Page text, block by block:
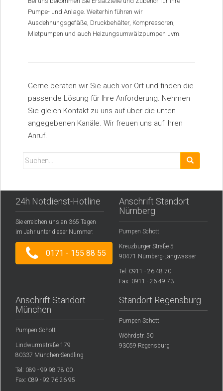
Pumpe- und Anlage. Weiterhin führen wir
Ausdehnungsgefäße, Druckbehälter, Kompressoren,
Mietpumpen und auch Heizungsumwälzpumpen uvm.
Gerne beraten wir Sie auch vor Ort und finden die
passende Lösung für Ihre Anforderung. Nehmen
Sie gleich Kontakt zu uns auf über die unten
angegebenen Kanäle. Wir freuen uns auf Ihren
Anruf.
24h Notdienst-Hotline
Sie erreichen uns an 365 Tagen
im Jahr unter dieser Nummer:
0171 - 155 88 55
Anschrift Standort
Nürnberg
Pumpen Schott
Kreuzburger Straße 5
90471 Nürnberg-Langwasser
Tel: 0911 - 26 48 70
Fax: 0911 - 26 49 73
Anschrift Standort
München
Pumpen Schott
Lindwurmstraße 179
80337 München-Sendling
Tel: 089 - 99 98 78 00
Fax: 089 - 92 76 26 95
Standort Regensburg
Pumpen Schott
Wöhrdstr. 50
93059 Regensburg